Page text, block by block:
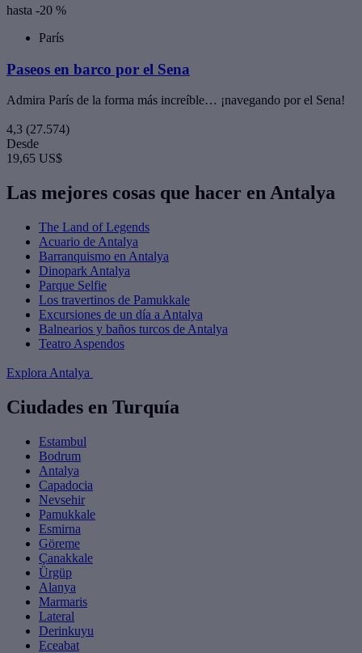
hasta -20 %
París
Paseos en barco por el Sena
Admira París de la forma más increíble… ¡navegando por el Sena!
4,3 (27.574)
Desde
19,65 US$
Las mejores cosas que hacer en Antalya
The Land of Legends
Acuario de Antalya
Barranquismo en Antalya
Dinopark Antalya
Parque Selfie
Los travertinos de Pamukkale
Excursiones de un día a Antalya
Balnearios y baños turcos de Antalya
Teatro Aspendos
Explora Antalya
Ciudades en Turquía
Estambul
Bodrum
Antalya
Capadocia
Nevsehir
Pamukkale
Esmirna
Göreme
Çanakkale
Ürgüp
Alanya
Marmaris
Lateral
Derinkuyu
Eceabat